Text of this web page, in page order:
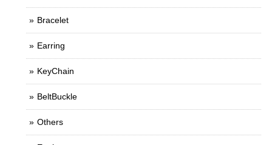
Bracelet
Earring
KeyChain
BeltBuckle
Others